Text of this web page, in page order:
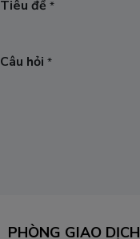
Tiêu đề *
Câu hỏi *
PHÒNG GIAO DỊCH